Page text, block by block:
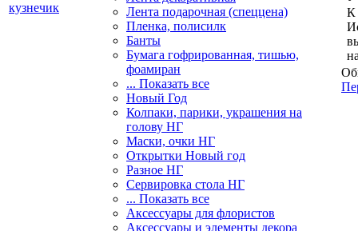
Лента подарочная (спеццена)
Пленка, полисилк
Банты
Бумага гофрированная, тишью,
фоамиран
... Показать все
Новый Год
Колпаки, парики, украшения на
голову НГ
Маски, очки НГ
Открытки Новый год
Разное НГ
Сервировка стола НГ
... Показать все
Аксессуары для флористов
Аксессуары и элементы декора
К